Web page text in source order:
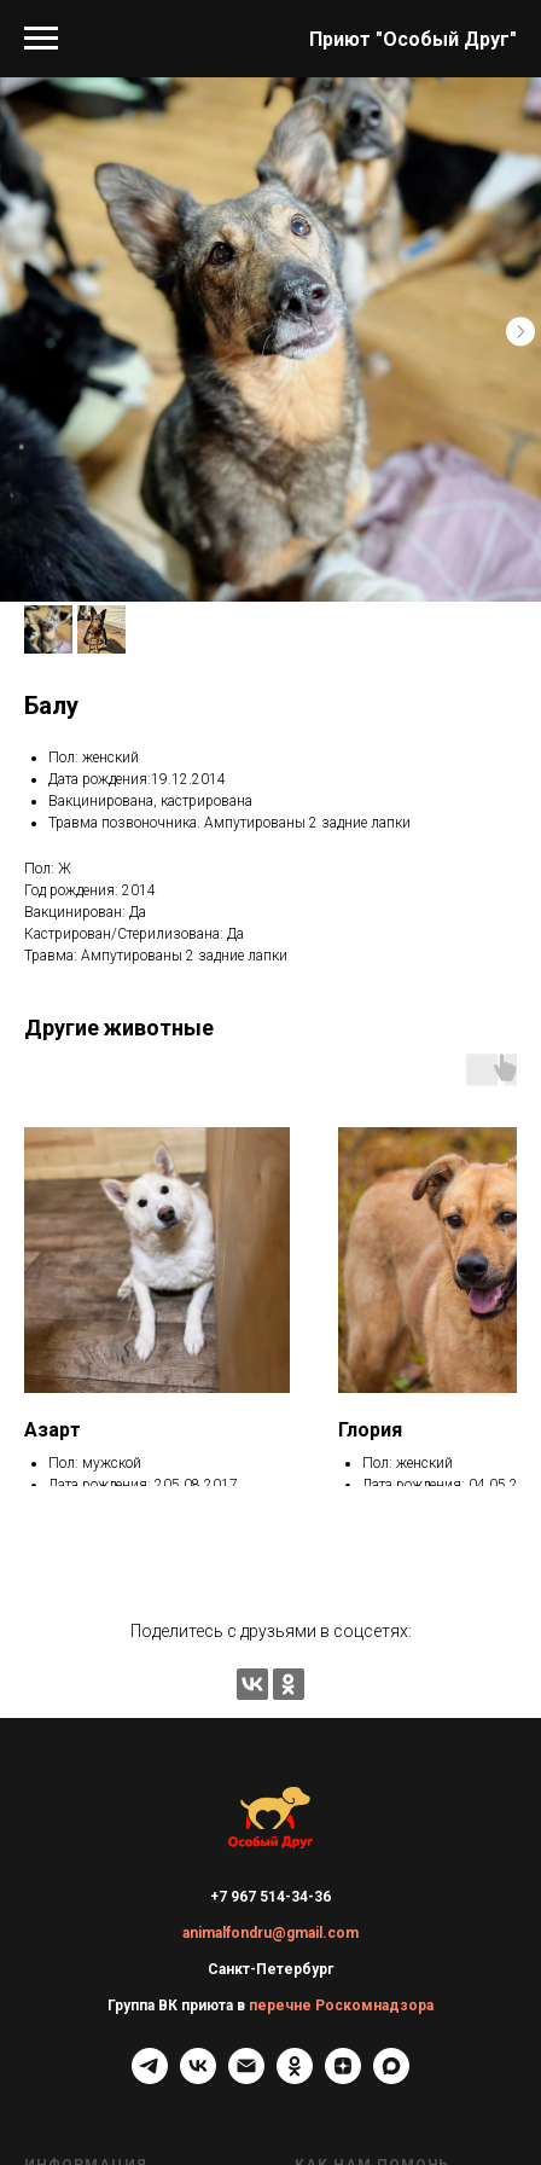
Приют "Особый Друг"
Балу
Пол: женский
Дата рождения:19.12.2014
Вакцинирована, кастрирована
Травма позвоночника. Ампутированы 2 задние лапки
Пол: Ж
Год рождения: 2014
Вакцинирован: Да
Кастрирован/Стерилизована: Да
Травма: Ампутированы 2 задние лапки
Другие животные
Азарт
Пол: мужской
Дата рождения: 205.08.2017
Глория
Пол: женский
Дата рождения:
Поделитесь с друзьями в соцсетях:
+7 967 514-34-36
animalfondru@gmail.com
Санкт-Петербург
Группа ВК приюта в перечне Роскомнадзора